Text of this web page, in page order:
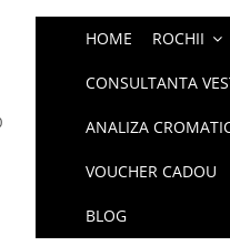
HOME ROCHII
CONSULTANTA
ANALIZA
VOUCHER CADOU
BLOG